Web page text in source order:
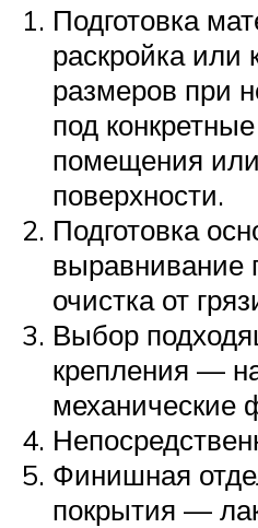
Подготовка
раскройка или
размеров при
под
помещения
поверхности.
Подготовка
выравнивание
очистка от
Выбор
крепления —
механические
Финишная
покрытия —